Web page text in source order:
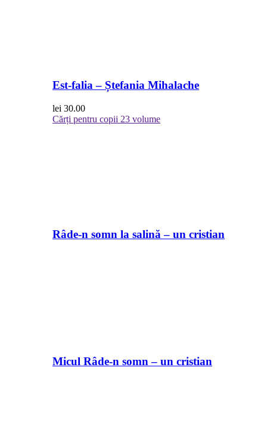
Est-falia – Ștefania Mihalache
lei 30.00
Cărți pentru copii 23 volume
Râde-n somn la salină – un cristian
Micul Râde-n somn – un cristian